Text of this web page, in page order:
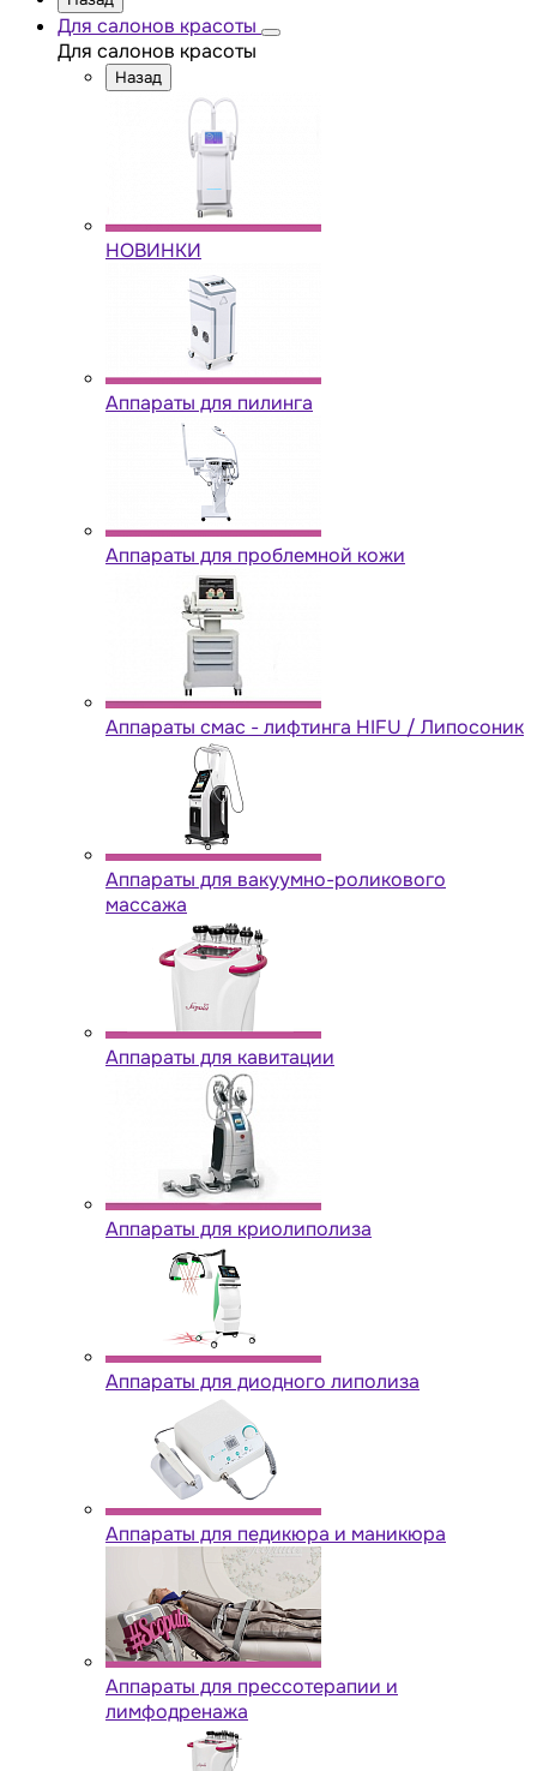
Для салонов красоты
Для салонов красоты
Назад
НОВИНКИ
Аппараты для пилинга
Аппараты для проблемной кожи
Аппараты cмас - лифтинга HIFU / Липосоник
Аппараты для вакуумно-роликового
массажа
Аппараты для кавитации
Аппараты для криолиполиза
Аппараты для диодного липолиза
Аппараты для педикюра и маникюра
Аппараты для прессотерапии и
лимфодренажа